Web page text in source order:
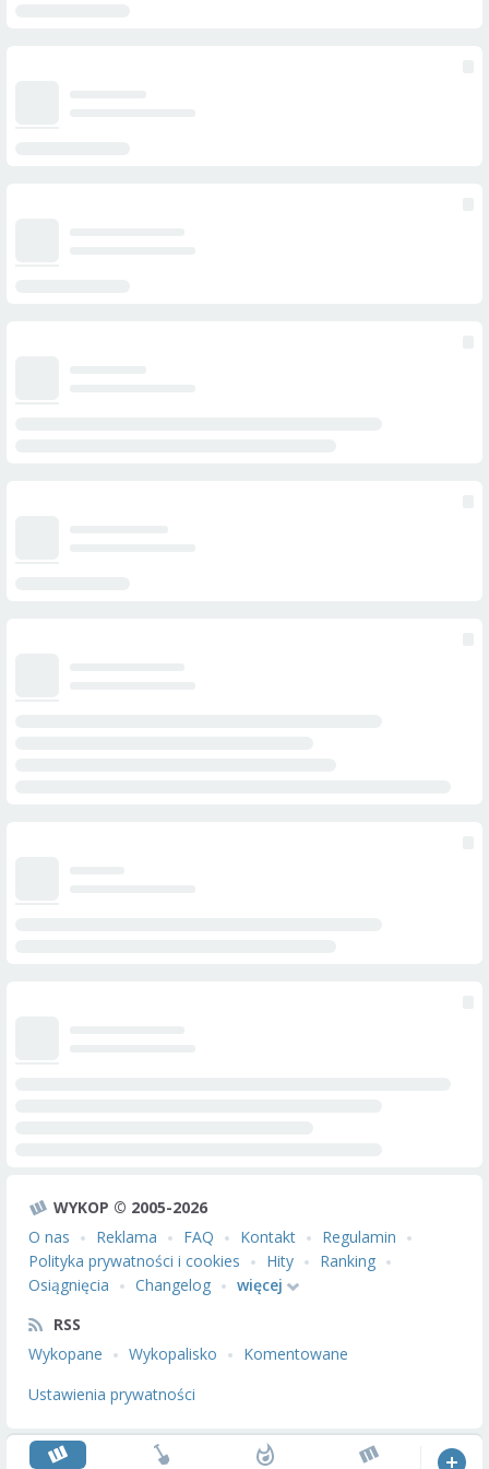
WYKOP © 2005-2026
O nas
Reklama FAQ Kontakt
Regulamin
Polityka prywatności i cookies
Hity
Ranking
Osiągnięcia
Changelog
więcej
RSS
Wykopane
Wykopalisko
Komentowane
Ustawienia prywatności